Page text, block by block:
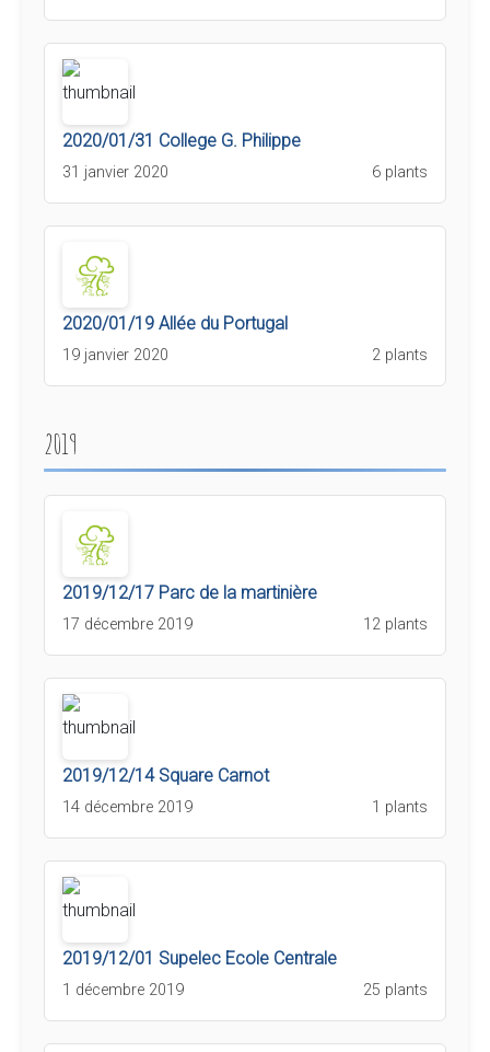
2020/01/31 College G. Philippe
31 janvier 2020 6 plants
2020/01/19 Allée du Portugal
19 janvier 2020 2 plants
2019
2019/12/17 Parc de la martinière
17 décembre 2019 12 plants
2019/12/14 Square Carnot
14 décembre 2019 1 plants
2019/12/01 Supelec Ecole Centrale
1 décembre 2019 25 plants